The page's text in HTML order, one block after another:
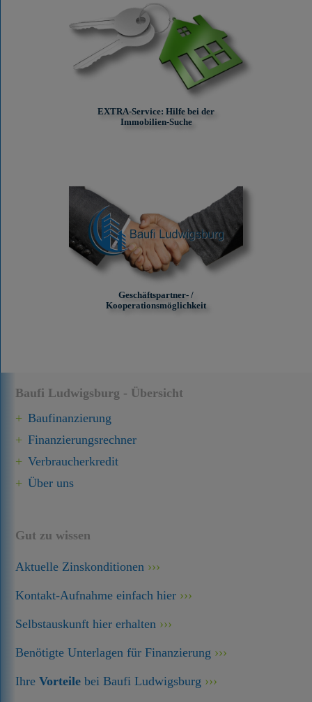
Baufi Ludwigsburg - Übersicht
Baufinanzierung
Finanzierungsrechner
Verbraucherkredit
Über uns
Gut zu wissen
Aktuelle Zinskonditionen
Kontakt-Aufnahme einfach hier
Selbstauskunft hier erhalten
Benötigte Unterlagen für Finanzierung
IhreVorteile bei Baufi Ludwigsburg
EXTRA-Service: Hilfe bei der
Immobilien-Suche
Geschäftspartner- /
Kooperationsmöglichkeit